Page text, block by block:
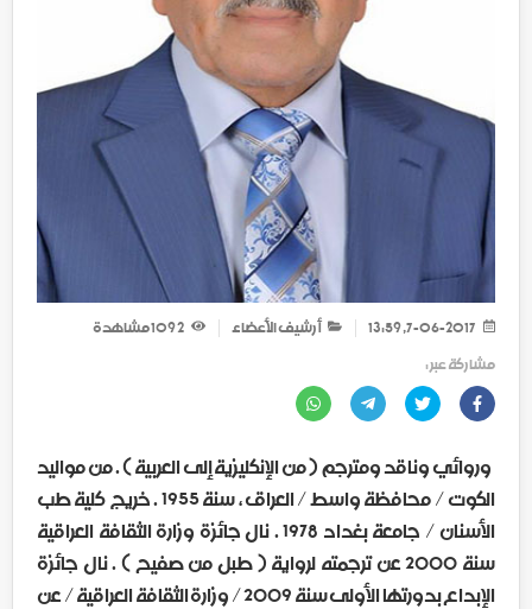
أرشيف الأعضاء 2 109
مشاهدة
مشاركة عبر :
وروائي وناقد ومترجم ( من الإنكليزية إلى العربية ) . من مواليد
الكوت / محافظة واسط / العراق ، سنة 1955 . خريج كلية طب
الأسنان / جامعة بغداد 1978 . نال جائزة وزارة الثقافة العراقية
سنة 2000 عن ترجمته لرواية ( طبل من صفيح ) . نال جائزة
الإبداع بدورتها الأولى سنة 2009 / وزارة الثقافة العراقية / عن